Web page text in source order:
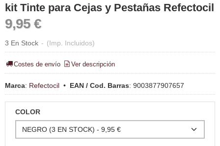
kit Tinte para Cejas y Pestañas Refectocil
9,95 €
3 En Stock - (Imp. Incluidos)
Costes de envío Ver descripción
Marca: Refectocil • EAN / Cod. Barras: 9003877907657
COLOR